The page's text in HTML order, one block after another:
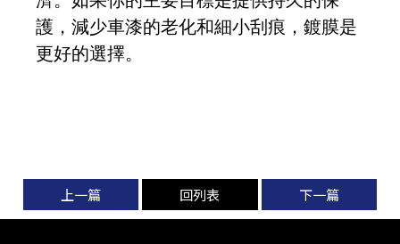
護，減少車漆的老化和細小刮痕，鍍膜是
更好的選擇。
上一篇 回列表 下一篇